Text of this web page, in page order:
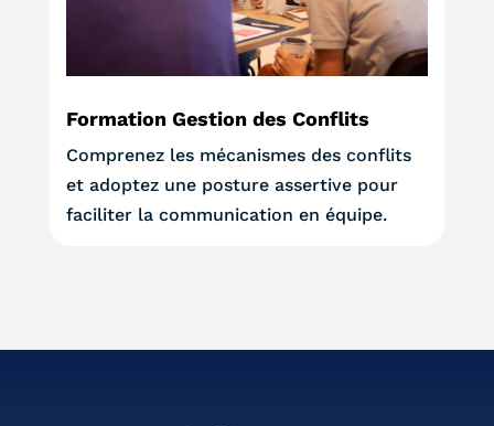
Formation Gestion des Conflits
Comprenez les mécanismes des conflits
et adoptez une posture assertive pour
faciliter la communication en équipe.